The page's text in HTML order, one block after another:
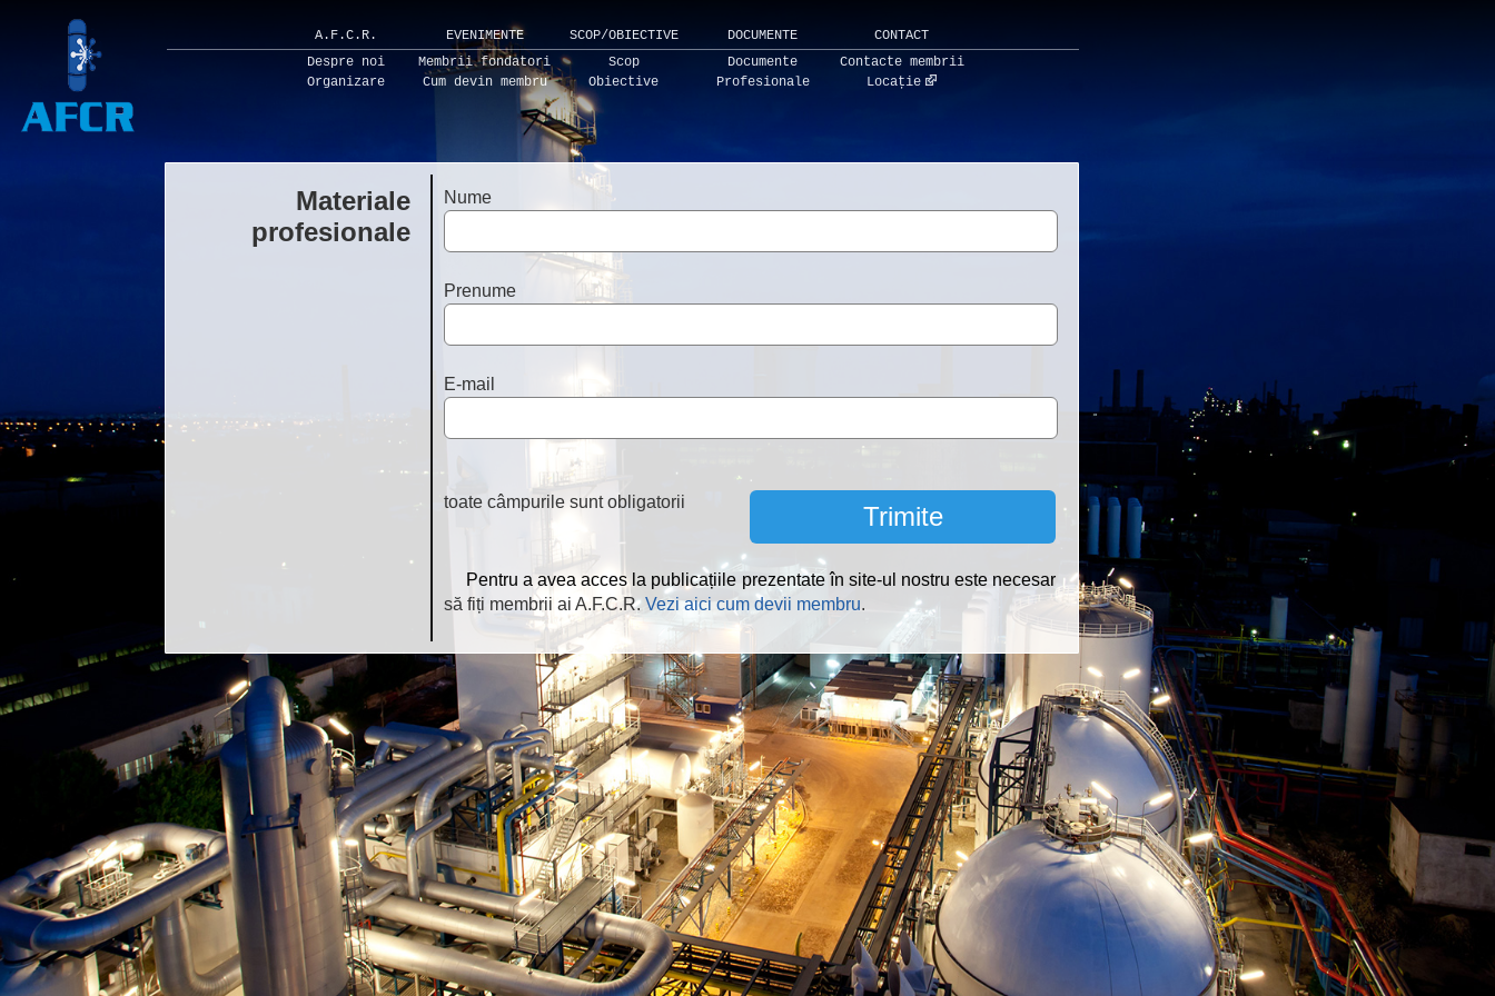
A.F.C.R. EVENIMENTE SCOP/OBIECTIVE DOCUMENTE
CONTACT
Despre noi
Organizare
Membrii fondatori
Cum devin membru
Scop
Obiective
Documente
Profesionale
Contacte membrii
Locație
Materiale
profesionale
Nume
Prenume
E-mail
toate câmpurile sunt obligatorii
Pentru a avea acces la publicațiile prezentate în site-ul nostru este necesar
să fiți membrii ai A.F.C.R. Vezi aici cum devii membru.